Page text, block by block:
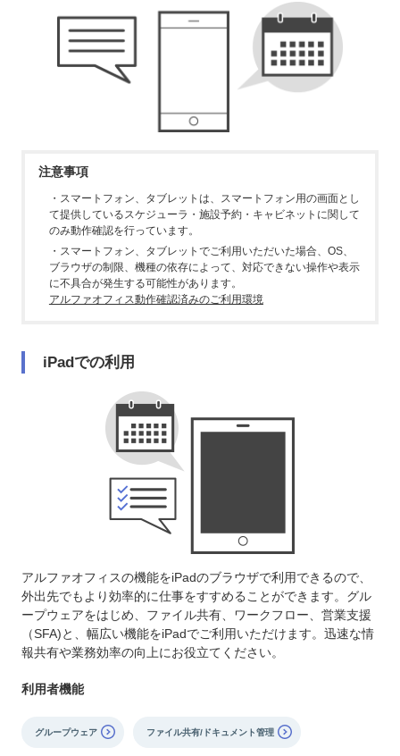
注意事項
・スマートフォン、タブレットは、スマートフォン用の画面とし
て提供しているスケジューラ・施設予約・キャビネットに関して
のみ動作確認を行っています。
・スマートフォン、タブレットでご利用いただいた場合、OS、
ブラウザの制限、機種の依存によって、対応できない操作や表示
に不具合が発生する可能性があります。
アルファオフィス動作確認済みのご利用環境
iPadでの利用
アルファオフィスの機能をiPadのブラウザで利用できるので、
外出先でもより効率的に仕事をすすめることができます。グル
ープウェアをはじめ、ファイル共有、ワークフロー、営業支援
（SFA)と、幅広い機能をiPadでご利用いただけます。迅速な情
報共有や業務効率の向上にお役立てください。
利用者機能
グループウェア ファイル共有/ドキュメント管理